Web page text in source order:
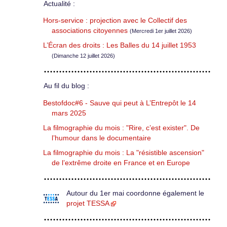
Actualité :
Hors-service : projection avec le Collectif des
associations citoyennes (Mercredi 1er juillet 2026)
L’Écran des droits : Les Balles du 14 juillet 1953
(Dimanche 12 juillet 2026)
Au fil du blog :
Bestofdoc#6 - Sauve qui peut à L’Entrepôt le 14
mars 2025
La filmographie du mois : "Rire, c’est exister". De
l’humour dans le documentaire
La filmographie du mois : La "résistible ascension"
de l’extrême droite en France et en Europe
Autour du 1er mai coordonne également le
projet TESSA